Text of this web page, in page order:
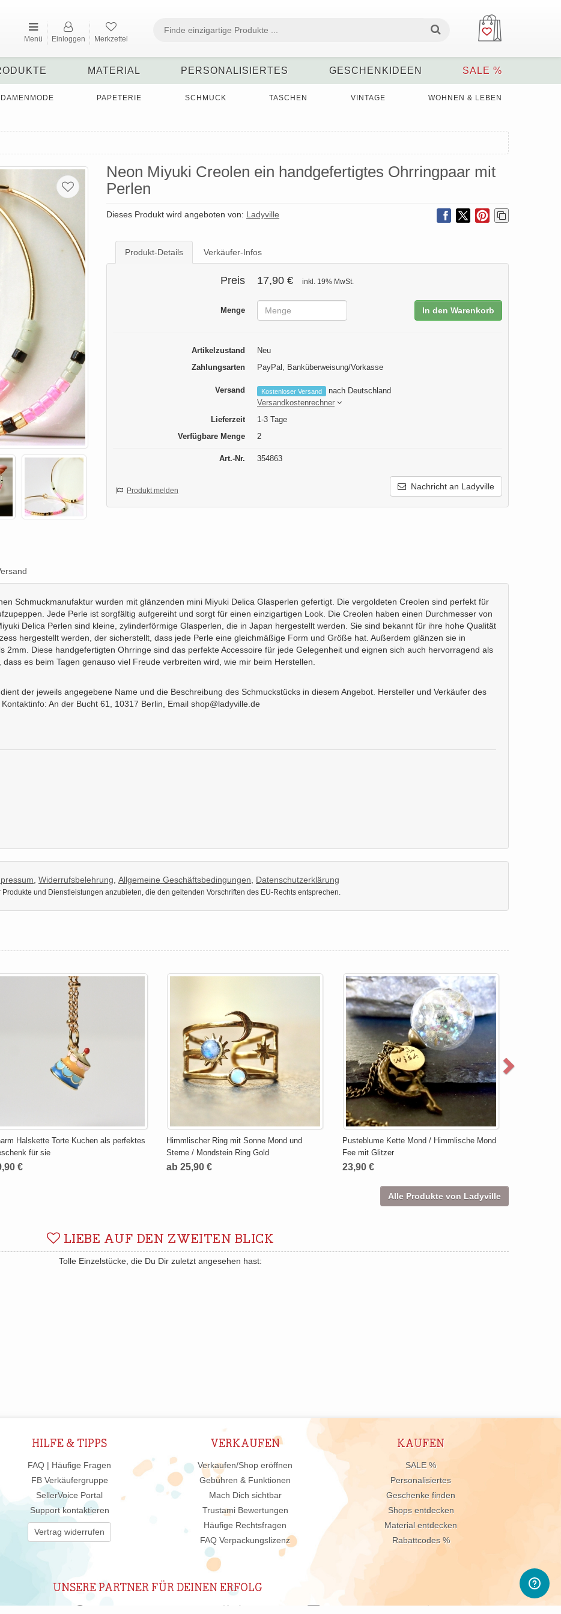
Menü Einloggen Merkzettel
MATERIAL PERSONALISIERTES GESCHENKIDEEN SALE %
DAMENMODE PAPETERIE SCHMUCK TASCHEN VINTAGE WOHNEN & LEBEN
Neon Miyuki Creolen ein handgefertigtes Ohrringpaar mit
Perlen
Dieses Produkt wird angeboten von: Ladyville
Produkt-Details Verkäufer-Infos
Preis 17,90 € inkl. 19% MwSt.
Menge In den Warenkorb
Artikelzustand
Neu
Zahlungsarten
PayPal, Banküberweisung/Vorkasse
Versand Kostenloser Versand
nach Deutschland
Versandkostenrechner
Lieferzeit
1-3 Tage
Verfügbare Menge
2
Art.-Nr. 354863
Nachricht an Ladyville
Produkt melden
Schmuckmanufaktur wurden mit glänzenden mini Miyuki Delica Glasperlen gefertigt. Die vergoldeten Creolen sind perfekt für
Jede Perle ist sorgfältig aufgereiht und sorgt für einen einzigartigen Look. Die Creolen haben einen Durchmesser von
Delica Perlen sind kleine, zylinderförmige Glasperlen, die in Japan hergestellt werden. Sie sind bekannt für ihre hohe Qualität
hergestellt werden, der sicherstellt, dass jede Perle eine gleichmäßige Form und Größe hat. Außerdem glänzen sie in
2mm. Diese handgefertigten Ohrringe sind das perfekte Accessoire für jede Gelegenheit und eignen sich auch hervorragend als
es beim Tagen genauso viel Freude verbreiten wird, wie mir beim Herstellen.
der jeweils angegebene Name und die Beschreibung des Schmuckstücks in diesem Angebot. Hersteller und Verkäufer des
An der Bucht 61, 10317 Berlin, Email shop@ladyville.de
Widerrufsbelehrung Allgemeine Geschäftsbedingungen Datenschutzerklärung
und Dienstleistungen anzubieten, die den geltenden Vorschriften des EU-Rechts entsprechen.
Halskette Torte Kuchen als perfektes
für sie
€
Himmlischer Ring mit Sonne Mond und
Sterne / Mondstein Ring Gold
ab 25,90 €
Pusteblume Kette Mond / Himmlische Mond
Fee mit Glitzer
23,90 €
Alle Produkte von Ladyville
LIEBE AUF DEN ZWEITEN BLICK
Tolle Einzelstücke, die Du Dir zuletzt angesehen hast:
HILFE & TIPPS
FAQ | Häufige Fragen
FB Verkäufergruppe
SellerVoice Portal
Support kontaktieren
Vertrag widerrufen
VERKAUFEN
Verkaufen/Shop eröffnen
Gebühren & Funktionen
Mach Dich sichtbar
Trustami Bewertungen
Häufige Rechtsfragen
FAQ Verpackungslizenz
KAUFEN
SALE %
Personalisiertes
Geschenke finden
Shops entdecken
Material entdecken
Rabattcodes %
UNSERE PARTNER FÜR DEINEN ERFOLG